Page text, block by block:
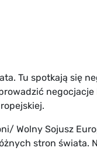
Tu spotkają się
Wolny Sojusz
stron świata.